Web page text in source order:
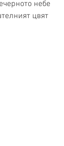
небе
цвят